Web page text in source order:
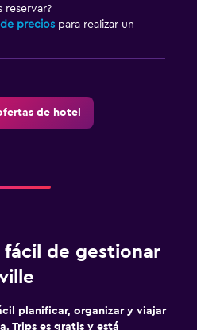
reservar?
precios para realizar un
de hotel
fácil de gestionar
planificar, organizar y viajar
Trips es gratis y está